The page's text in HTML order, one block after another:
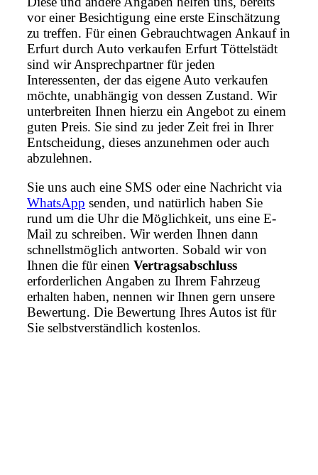
vor einer Besichtigung eine erste Einschätzung
zu treffen. Für einen Gebrauchtwagen Ankauf in
Erfurt durch Auto verkaufen Erfurt Töttelstädt
sind wir Ansprechpartner für jeden
Interessenten, der das eigene Auto verkaufen
möchte, unabhängig von dessen Zustand. Wir
unterbreiten Ihnen hierzu ein Angebot zu einem
guten Preis. Sie sind zu jeder Zeit frei in Ihrer
Entscheidung, dieses anzunehmen oder auch
abzulehnen.
Sie uns auch eine SMS oder eine Nachricht via
WhatsApp senden, und natürlich haben Sie
rund um die Uhr die Möglichkeit, uns eine E-
Mail zu schreiben. Wir werden Ihnen dann
schnellstmöglich antworten. Sobald wir von
Ihnen die für einen Vertragsabschluss
erforderlichen Angaben zu Ihrem Fahrzeug
erhalten haben, nennen wir Ihnen gern unsere
Bewertung. Die Bewertung Ihres Autos ist für
Sie selbstverständlich kostenlos.